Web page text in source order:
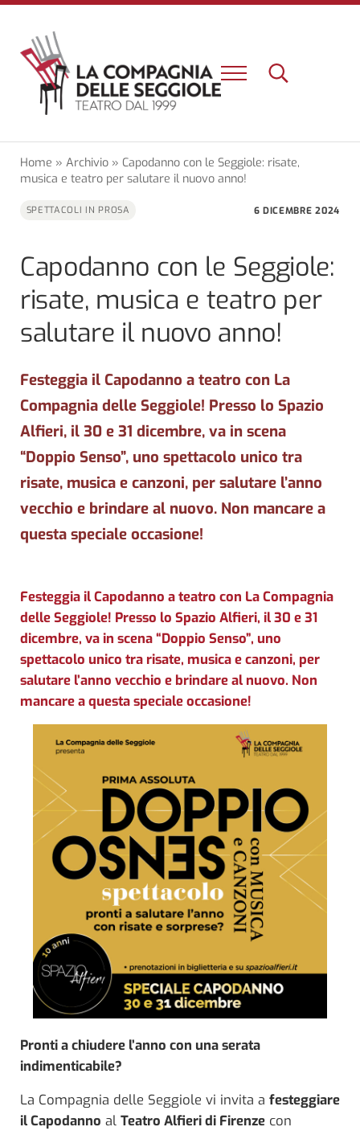
Passa al contenuto principale
Skip to header right navigation
Skip to site footer
La Compagnia delle Seggiole
Un nuovo teatro e una nuova esperienza a Firenze
Menu Search...
Home » Archivio» Capodanno con le Seggiole: risate,
musica e teatro per salutare il nuovo anno!
SPETTACOLI IN PROSA 6 DICEMBRE 2024
Capodanno con le Seggiole:
risate, musica e teatro per
salutare il nuovo anno!
Festeggia il Capodanno a teatro con La
Compagnia delle Seggiole! Presso lo Spazio
Alfieri, il 30 e 31 dicembre, va in scena
“Doppio Senso”, uno spettacolo unico tra
risate, musica e canzoni, per salutare l’anno
vecchio e brindare al nuovo. Non mancare a
questa speciale occasione!
Festeggia il Capodanno a teatro con La Compagnia
delle Seggiole! Presso lo Spazio Alfieri, il 30 e 31
dicembre, va in scena “Doppio Senso”, uno
spettacolo unico tra risate, musica e canzoni, per
salutare l’anno vecchio e brindare al nuovo. Non
mancare a questa speciale occasione!
Pronti a chiudere l’anno con una serata
indimenticabile?
La Compagnia delle Seggiole vi invita a festeggiare
il Capodanno al Teatro Alfieri di Firenzecon